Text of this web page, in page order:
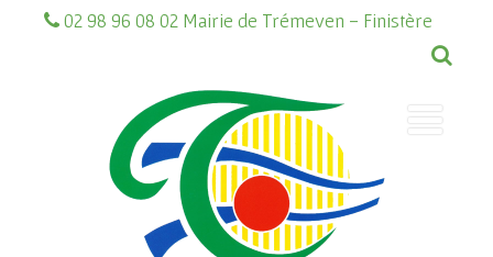
02 98 96 08 02 Mairie de Trémeven - Finistère